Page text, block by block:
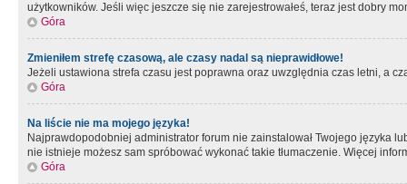
użytkowników. Jeśli więc jeszcze się nie zarejestrowałeś, teraz jest dobry
Góra
Zmieniłem strefę czasową, ale czasy nadal są nieprawidłowe!
Jeżeli ustawiona strefa czasu jest poprawna oraz uwzględnia czas letni, a
Góra
Na liście nie ma mojego języka!
Najprawdopodobniej administrator forum nie zainstalował Twojego języka
nie istnieje możesz sam spróbować wykonać takie tłumaczenie. Więcej
Góra